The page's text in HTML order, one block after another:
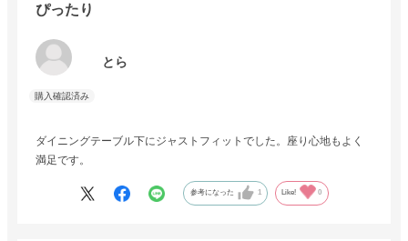
ぴったり
とら
ダイニングテーブル下にジャストフィットでした。座り心地もよく
満足です。
参考になった 1 Like! 0